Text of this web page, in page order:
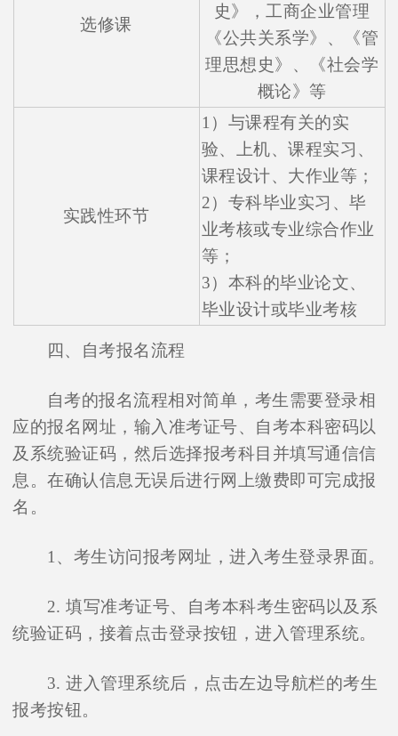
选修课
史》，工商企业管理
《公共关系学》、《管
理思想史》、《社会学
概论》等
实践性环节
1）与课程有关的实
验、上机、课程实习、
课程设计、大作业等；
2）专科毕业实习、毕
业考核或专业综合作业
等；
3）本科的毕业论文、
毕业设计或毕业考核
四、自考报名流程
自考的报名流程相对简单，考生需要登录相
应的报名网址，输入准考证号、自考本科密码以
及系统验证码，然后选择报考科目并填写通信信
息。在确认信息无误后进行网上缴费即可完成报
名。
1、考生访问报考网址，进入考生登录界面。
2. 填写准考证号、自考本科考生密码以及系
统验证码，接着点击登录按钮，进入管理系统。
3. 进入管理系统后，点击左边导航栏的考生
报考按钮。